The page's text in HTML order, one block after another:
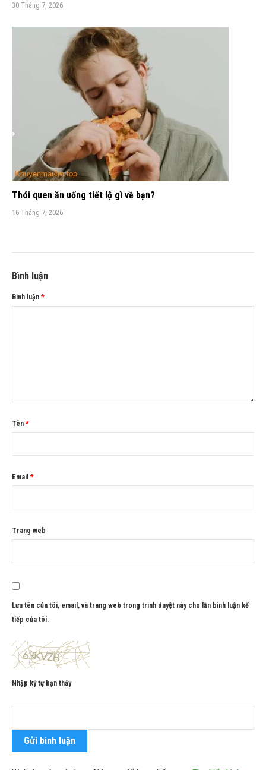
30 Tháng 7, 2026
Thói quen ăn uống tiết lộ gì về bạn?
16 Tháng 7, 2026
Bình luận
Bình luận *
Tên *
Email *
Trang web
Lưu tên của tôi, email, và trang web trong trình duyệt này cho lần bình luận kế
tiếp của tôi.
Nhập ký tự bạn thấy